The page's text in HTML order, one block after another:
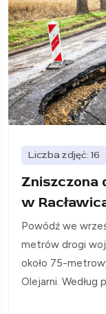
Liczba zdjęć: 16
Zniszczona
w
Powódź we
metrów drogi
około 75-
Olejarni. Według